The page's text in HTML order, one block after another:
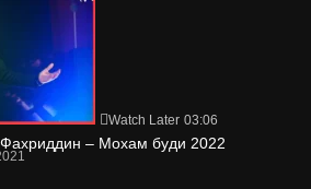
Watch Later 03:06
– Мохам буди 2022